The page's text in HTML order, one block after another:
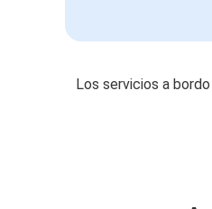
Los servicios a